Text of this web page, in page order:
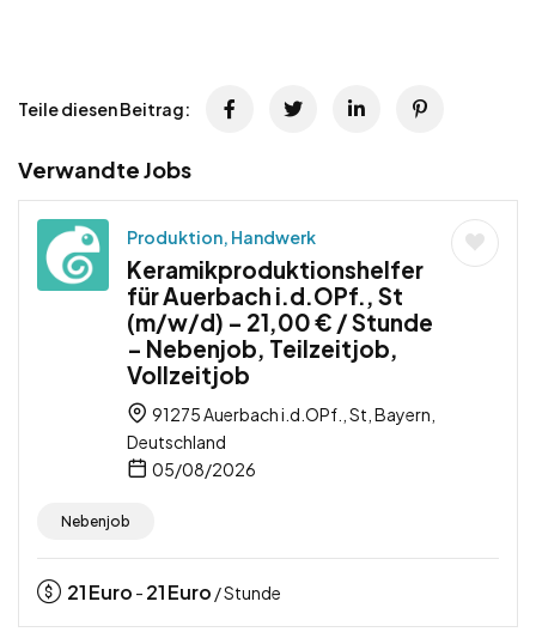
Teile diesen Beitrag:
Verwandte Jobs
Produktion, Handwerk
Keramikproduktionshelfer
für Auerbach i.d.OPf., St
(m/w/d) – 21,00 € / Stunde
– Nebenjob, Teilzeitjob,
Vollzeitjob
91275 Auerbach i.d.OPf., St, Bayern,
Deutschland
05/08/2026
Nebenjob
21Euro - 21Euro / Stunde